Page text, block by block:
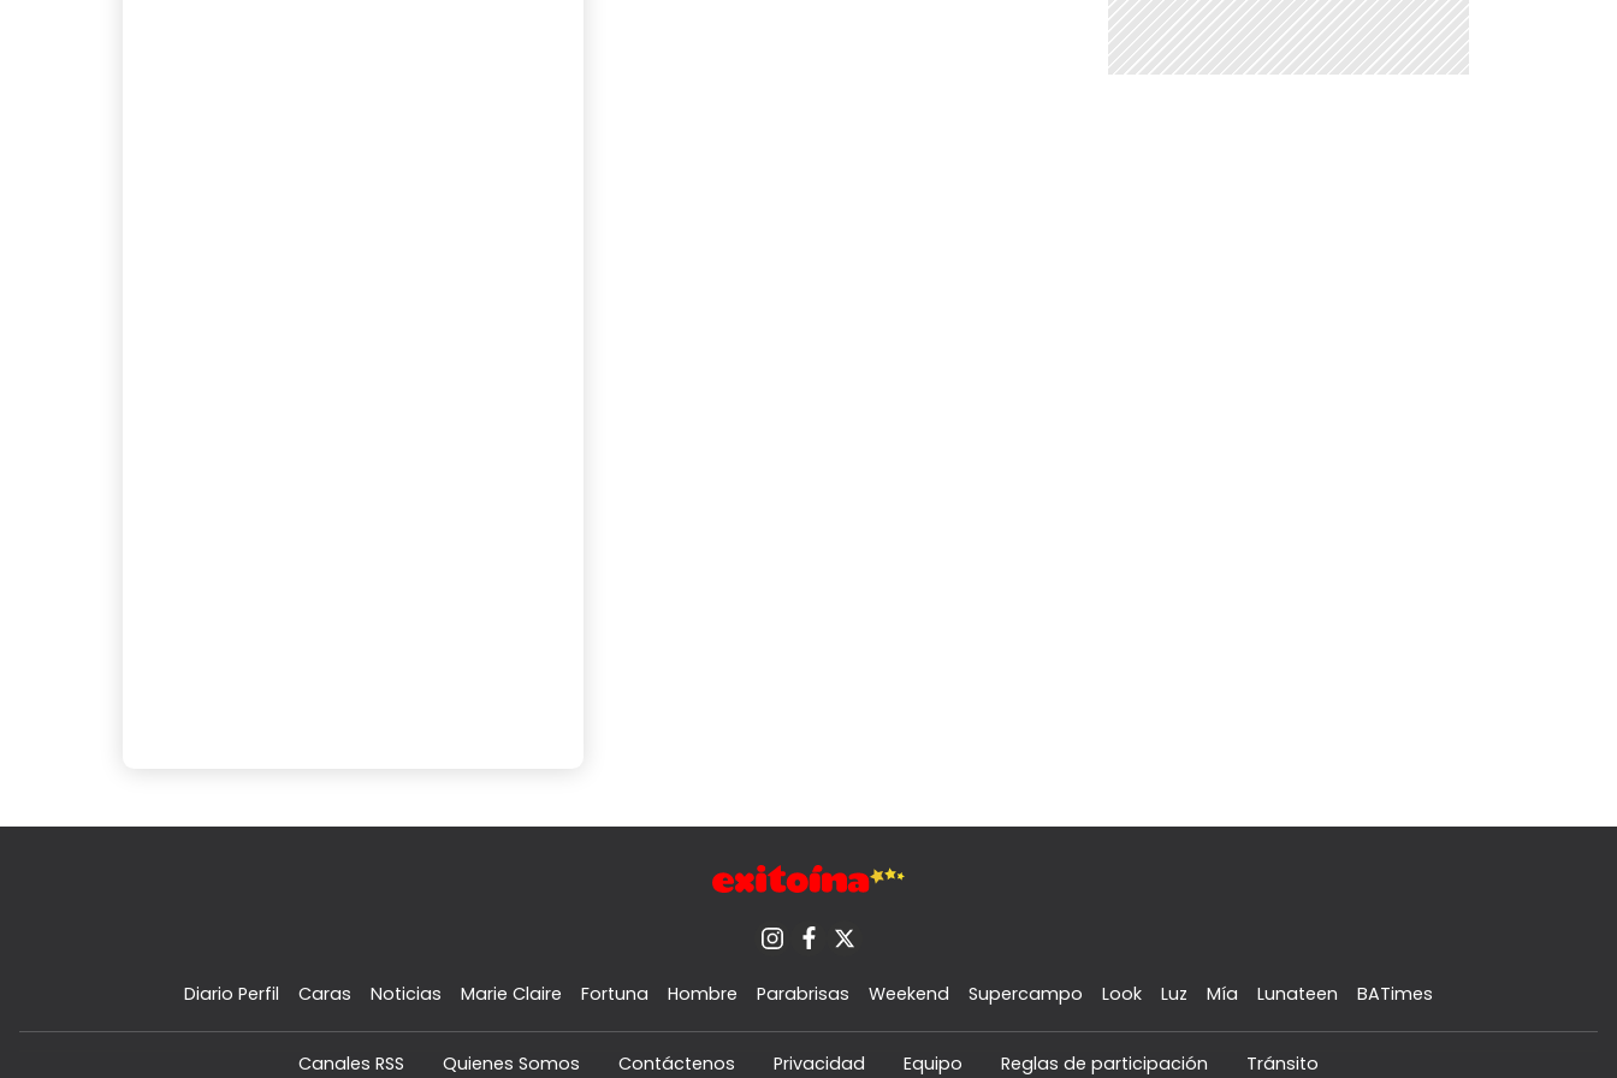
Diario Perfil Caras Noticias Marie Claire Fortuna Hombre Parabrisas Weekend Supercampo Look Luz Mía Lunateen BATimes
Canales RSS Quienes Somos Contáctenos Privacidad Equipo Reglas de participación Tránsito